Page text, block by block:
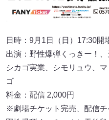
日時：9月1日（日）17:30開
出演：野性爆弾くっきー！
シカゴ実業、シモリュウ、
ゴ
料金：配信 2,000円
※劇場チケット完売、配信チ